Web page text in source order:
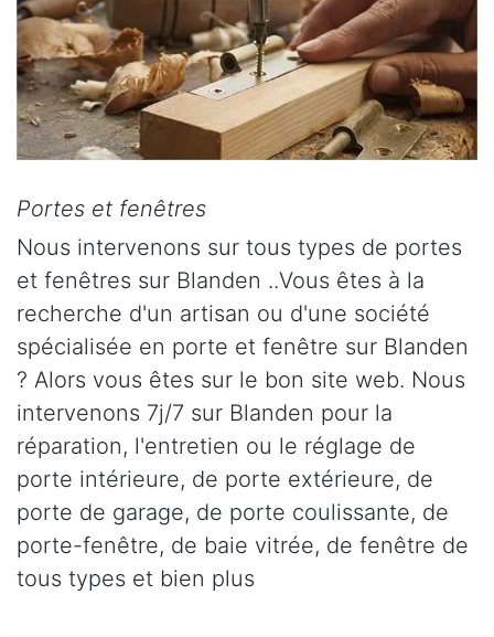
Portes et fenêtres
Nous intervenons sur tous types de portes
et fenêtres sur Blanden ..Vous êtes à la
recherche d'un artisan ou d'une société
spécialisée en porte et fenêtre sur Blanden
? Alors vous êtes sur le bon site web. Nous
intervenons 7j/7 sur Blanden pour la
réparation, l'entretien ou le réglage de
porte intérieure, de porte extérieure, de
porte de garage, de porte coulissante, de
porte-fenêtre, de baie vitrée, de fenêtre de
tous types et bien plus